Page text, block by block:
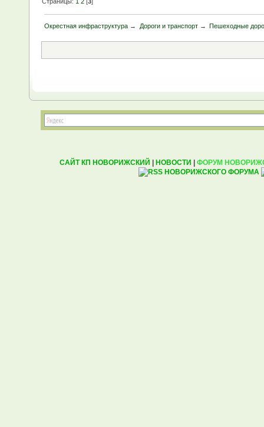
Окрестная инфраструктура → Дороги и транспорт→ Пешеходные
САЙТ КП НОВОРИЖСКИЙ НОВОСТИ ФОРУМ